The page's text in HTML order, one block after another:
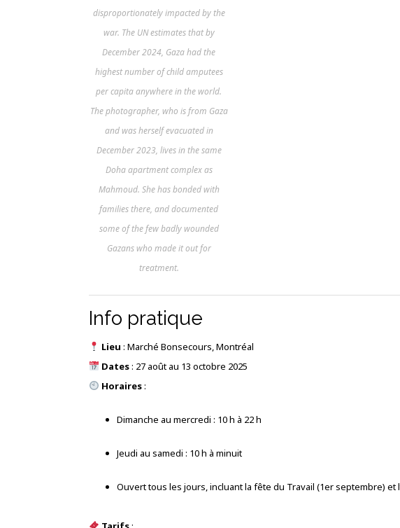
disproportionately impacted by the
war. The UN estimates that by
December 2024, Gaza had the
highest number of child amputees
per capita anywhere in the world.
The photographer, who is from Gaza
and was herself evacuated in
December 2023, lives in the same
Doha apartment complex as
Mahmoud. She has bonded with
families there, and documented
some of the few badly wounded
Gazans who made it out for
treatment.
Info pratique
Lieu : Marché Bonsecours, Montréal
Dates: 27 août au 13 octobre 2025
Horaires:
Dimanche au mercredi : 10 h à 22 h
Jeudi au samedi : 10 h à minuit
Ouvert tous les jours, incluant la fête du Travail (1er septembre) et